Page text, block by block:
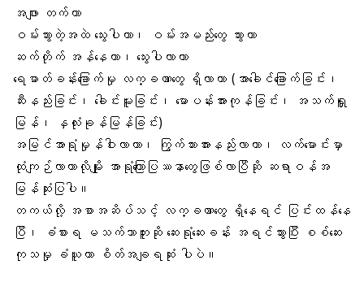
အဖျား တက်တာ
ဝမ်းသွားတဲ့အထဲ သွေးပါတာ၊ ဝမ်းအမည်းတွေ သွားတာ
ဆက်တိုက် အန်နေတာ၊ သွေးပါလာတာ
ရေဓာတ်ခန်းခြောက်မှု လက္ခဏာတွေ ရှိလာတာ (အာခေါင်ခြောက်ခြင်း၊
ဆီးနည်းခြင်း၊ ခေါင်းမူးခြင်း၊ မောပန်းအားကုန်ခြင်း၊ အသက်ရှူ
မြန်၊ နှလုံးခုန်မြန်ခြင်း)
အမြင်အာရုံမှုန်ဝါးလာတာ၊ ကြွက်သားအားနည်းလာတာ၊ လက်မောင်းမှာ
ထုံကျဉ်လာတာလိုမျိုး အာရုံကြောပြဿနာတွေဖြစ်လာပြီဆို ဆရာဝန်အ
မြန်ဆုံးပြပါ။
တကယ်လို့ အစာအဆိပ်သင့် လက္ခဏာတွေ ရှိနေရင် ပြင်းထန်နေ
ပြီ၊ ခံစားရ မသက်သာဘူးဆို ဆေးရုံဆေးခန်း အရင်သွားပြီး စစ်ဆေး
ကုသမှု ခံယူတာ စိတ်အချရဆုံး ပါပဲ။